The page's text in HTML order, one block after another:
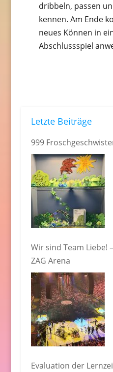
dribbeln, passen
kennen. Am Ende
neues Können in
Abschlussspiel
Letzte Beiträge
999
Wir sind Team Liebe!
ZAG Arena
Evaluation der